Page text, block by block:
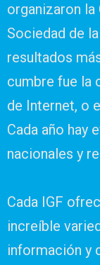
organizaron la
Sociedad de
resultados
cumbre fue la
de Internet, o
Cada año hay
nacionales y
Cada IGF
increíble
información y